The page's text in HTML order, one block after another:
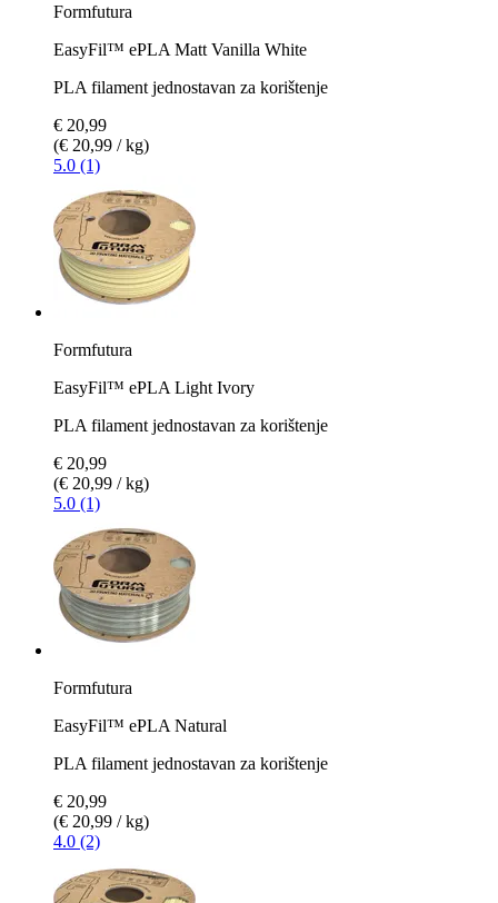
Formfutura
EasyFil™ ePLA Matt Vanilla White
PLA filament jednostavan za korištenje
€ 20,99
(€ 20,99 / kg)
5.0 (1)
Formfutura
EasyFil™ ePLA Light Ivory
PLA filament jednostavan za korištenje
€ 20,99
(€ 20,99 / kg)
5.0 (1)
Formfutura
EasyFil™ ePLA Natural
PLA filament jednostavan za korištenje
€ 20,99
(€ 20,99 / kg)
4.0 (2)